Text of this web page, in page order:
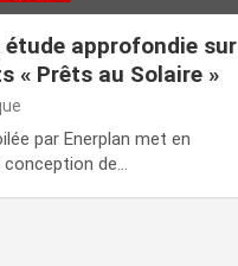
étude approfondie sur
« Prêts au Solaire »
par Enerplan met en
de…